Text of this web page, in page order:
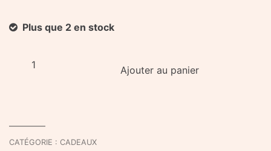
Plus que 2 en stock
quantité
Ajouter au panier
CATÉGORIE : CADEAUX